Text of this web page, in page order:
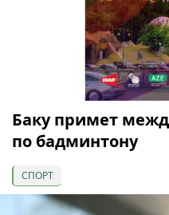
Баку примет
по бадминтону
СПОРТ